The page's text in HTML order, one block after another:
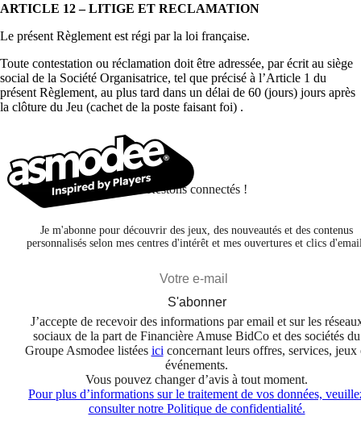
ARTICLE 12 – LITIGE ET RECLAMATION
Le présent Règlement est régi par la loi française.
Toute contestation ou réclamation doit être adressée, par écrit au siège
social de la Société Organisatrice, tel que précisé à l’Article 1 du
présent Règlement, au plus tard dans un délai de 60 (jours) jours après
la clôture du Jeu (cachet de la poste faisant foi) .
Restons connectés !
Je m'abonne pour découvrir des jeux, des nouveautés et des contenus
personnalisés selon mes centres d'intérêt et mes ouvertures et clics
S'abonner
J’accepte de recevoir des informations par email et sur les
sociaux de la part de Financière Amuse BidCo et des sociétés du
Groupe Asmodee listées ici concernant leurs offres, services, jeux
événements.
Vous pouvez changer d’avis à tout moment.
Pour plus d’informations sur le traitement de vos données,
consulter notre Politique de confidentialité.